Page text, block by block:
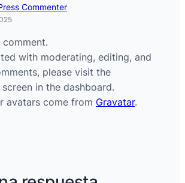
Commenter
comment.
with moderating, editing, and
please visit the
in the dashboard.
avatars come from Gravatar.